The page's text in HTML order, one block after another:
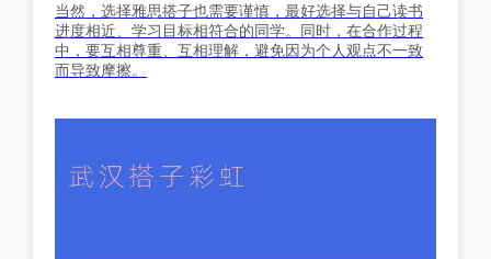
当然，选择雅思搭子也需要谨慎，最好选择与自己读书
进度相近、学习目标相符合的同学。同时，在合作过程
中，要互相尊重、互相理解，避免因为个人观点不一致
而导致摩擦。